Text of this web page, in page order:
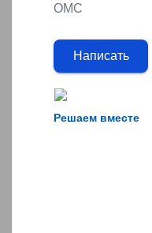
Решаем вместе
ОМС
Написать